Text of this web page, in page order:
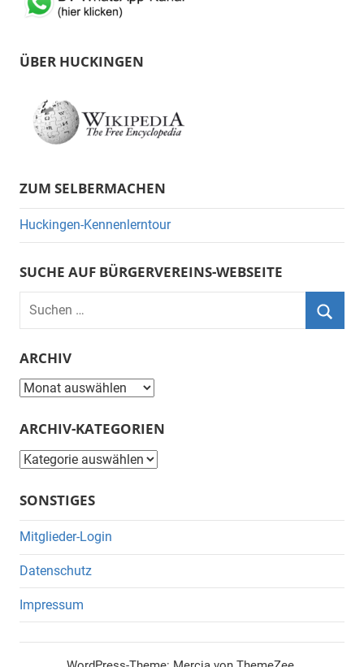
ÜBER HUCKINGEN
ZUM SELBERMACHEN
Huckingen-Kennenlerntour
SUCHE AUF BÜRGERVEREINS-WEBSEITE
Suchen
ARCHIV
Archiv
ARCHIV-KATEGORIEN
Archiv-
SONSTIGES
Mitglieder-Login
Datenschutz
Impressum